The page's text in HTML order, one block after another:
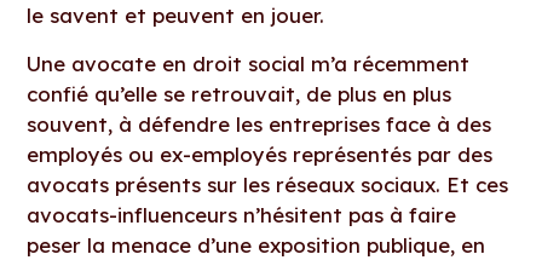
le savent et peuvent en jouer.
Une avocate en droit social m’a récemment
confié qu’elle se retrouvait, de plus en plus
souvent, à défendre les entreprises face à des
employés ou ex-employés représentés par des
avocats présents sur les réseaux sociaux. Et ces
avocats-influenceurs n’hésitent pas à faire
peser la menace d’une exposition publique, en